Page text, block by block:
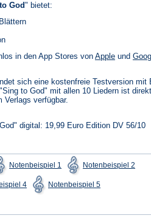
God" bietet:
in den App Stores von Apple(Öffnet
neuen
Tab)
und
sich eine kostenfreie Testversion mit
to God" mit allen 10 Liedern ist
Verlags verfügbar.
digital: 19,99 Euro Edition DV 56/10
Notenbeispiel 1
(Öffnet
in
einem
neuen
Notenbeispiel 2in
4
(Öffnet
in
einem
Tab)
Notenbeispiel 5in
Tab)